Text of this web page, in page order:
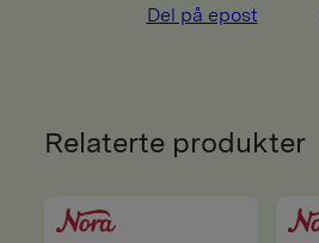
Del på epost
Relaterte produkter